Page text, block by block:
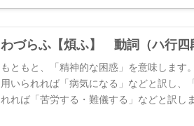
わづらふ【煩ふ】 動詞（ハ行四
もともと、「精神的な困惑」を意味します
用いられれば「病気になる」などと訳し、
れれば「苦労する・難儀する」などと訳しま